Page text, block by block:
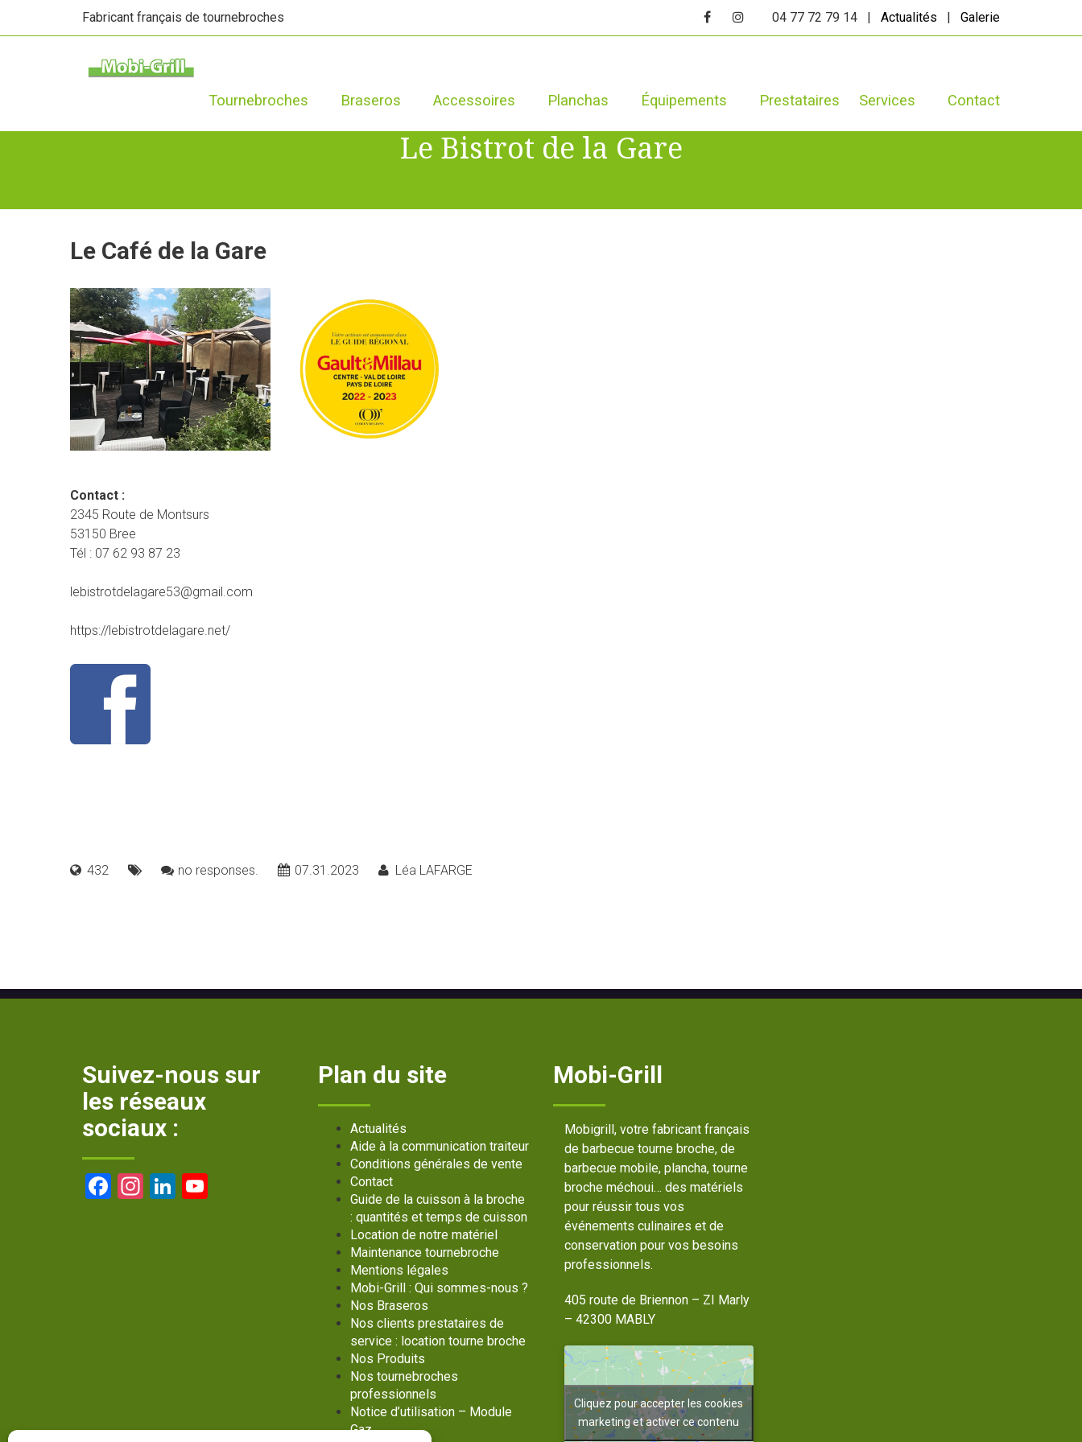
Fabricant français de tournebroches 04 77 72 79 14 | Actualités | Galerie
Tournebroches Braseros Accessoires Planchas Équipements Prestataires Services Contact
Le Bistrot de la Gare
Le Café de la Gare
Contact :
2345 Route de Montsurs
53150 Bree
Tél : 07 62 93 87 23
lebistrotdelagare53@gmail.com
https://lebistrotdelagare.net/
432 no responses. 07.31.2023 Léa LAFARGE
Suivez-nous sur
les réseaux
sociaux :
Facebook
Instagram
LinkedIn
Plan du site
Actualités
Aide à la communication traiteur
Conditions générales de vente
Contact
Guide de la cuisson à la broche
: quantités et temps de cuisson
Location de notre matériel
Maintenance tournebroche
Mentions légales
Mobi-Grill : Qui sommes-nous ?
Nos Braseros
Nos clients prestataires de
service : location tourne broche
Nos Produits
Nos tournebroches
professionnels
Notice d’utilisation – Module
Gaz
Mobi-Grill
Mobigrill, votre fabricant français
de barbecue tourne broche, de
barbecue mobile, plancha, tourne
broche méchoui… des matériels
pour réussir tous vos
événements culinaires et de
conservation pour vos besoins
professionnels.
405 route de Briennon – ZI Marly
– 42300 MABLY
Cliquez pour accepter les cookies
marketing et activer ce contenu